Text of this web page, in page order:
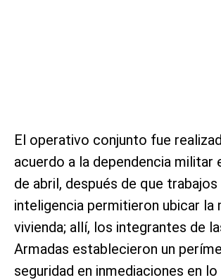
El operativo conjunto fue
acuerdo a la dependencia militar
de abril, después de que trabajos
inteligencia permitieron ubicar la
vivienda; allí, los integrantes de
Armadas establecieron un
seguridad en inmediaciones en